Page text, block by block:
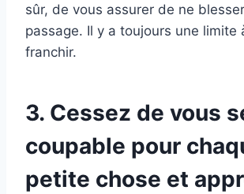
sûr, de vous assurer de ne
passage. Il y a toujours une limite
franchir.
3. Cessez de vous
coupable pour
petite chose et